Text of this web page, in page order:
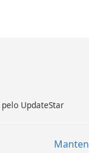
UpdateStar